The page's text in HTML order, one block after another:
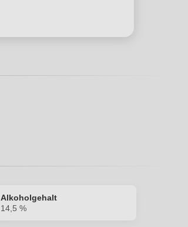
Alkoholgehalt
14,5 %